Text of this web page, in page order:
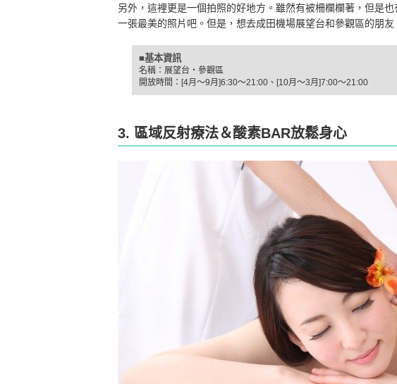
另外，這裡更是一個拍照的好地方。雖然有被柵欄欄著，但是
一張最美的照片吧。但是，想去成田機場展望台和參觀區的朋友
■基本資訊
名稱：展望台・參觀區
開放時間：[4月～9月]6:30～21:00、[10月～3月]7:00～21:00
3. 區域反射療法＆酸素BAR放鬆身心